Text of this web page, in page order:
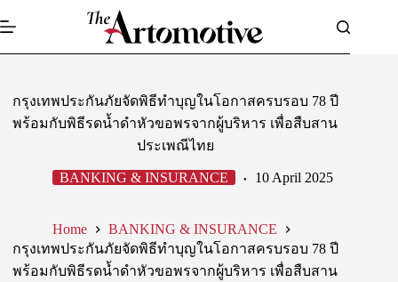
to
กรุงเทพประกันภัยจัดพิธีทำบุญในโอกาสครบรอบ 78 ปี
พร้อมกับพิธีรดน้ำดำหัวขอพรจากผู้บริหาร เพื่อสืบสาน
ประเพณีไทย
BANKING & INSURANCE 10 April 2025
Home
BANKING & INSURANCE
กรุงเทพประกันภัยจัดพิธีทำบุญในโอกาสครบรอบ 78 ปี
พร้อมกับพิธีรดน้ำดำหัวขอพรจากผู้บริหาร เพื่อสืบสาน